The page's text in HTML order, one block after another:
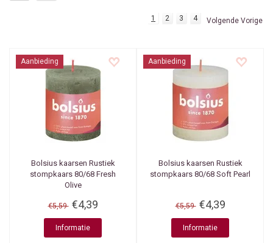
1 2 3 4 Volgende Vorige
Aanbieding
Bolsius kaarsen Rustiek
stompkaars 80/68 Fresh
Olive
€5,59 €4,39
Informatie
Aanbieding
Bolsius kaarsen Rustiek
stompkaars 80/68 Soft Pearl
€5,59 €4,39
Informatie